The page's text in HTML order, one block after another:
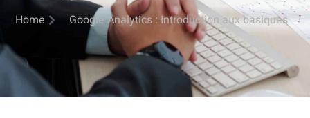
Home Google Analytics : Introduction aux basiques